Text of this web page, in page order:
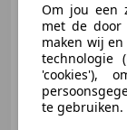
Om jou een
met de door
maken wij
technologie
'cookies'),
te gebruiken.